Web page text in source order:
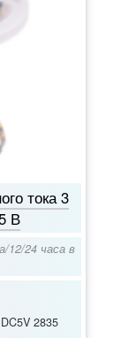
тока 3
В
/12/24 часа в
2835